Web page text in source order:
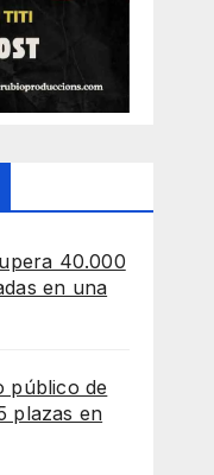
40.000
en una
público de
plazas en